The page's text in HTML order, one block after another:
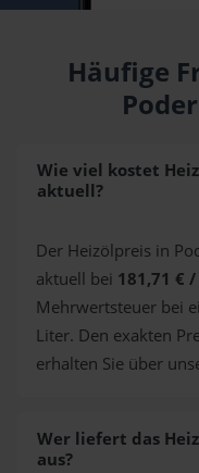
Häufige
Wie viel kostet
aktuell?
Der Heizölpreis in
aktuell bei 181,71 €
Mehrwertsteuer bei
Liter. Den exakten
erhalten Sie über
Wer liefert das
aus?